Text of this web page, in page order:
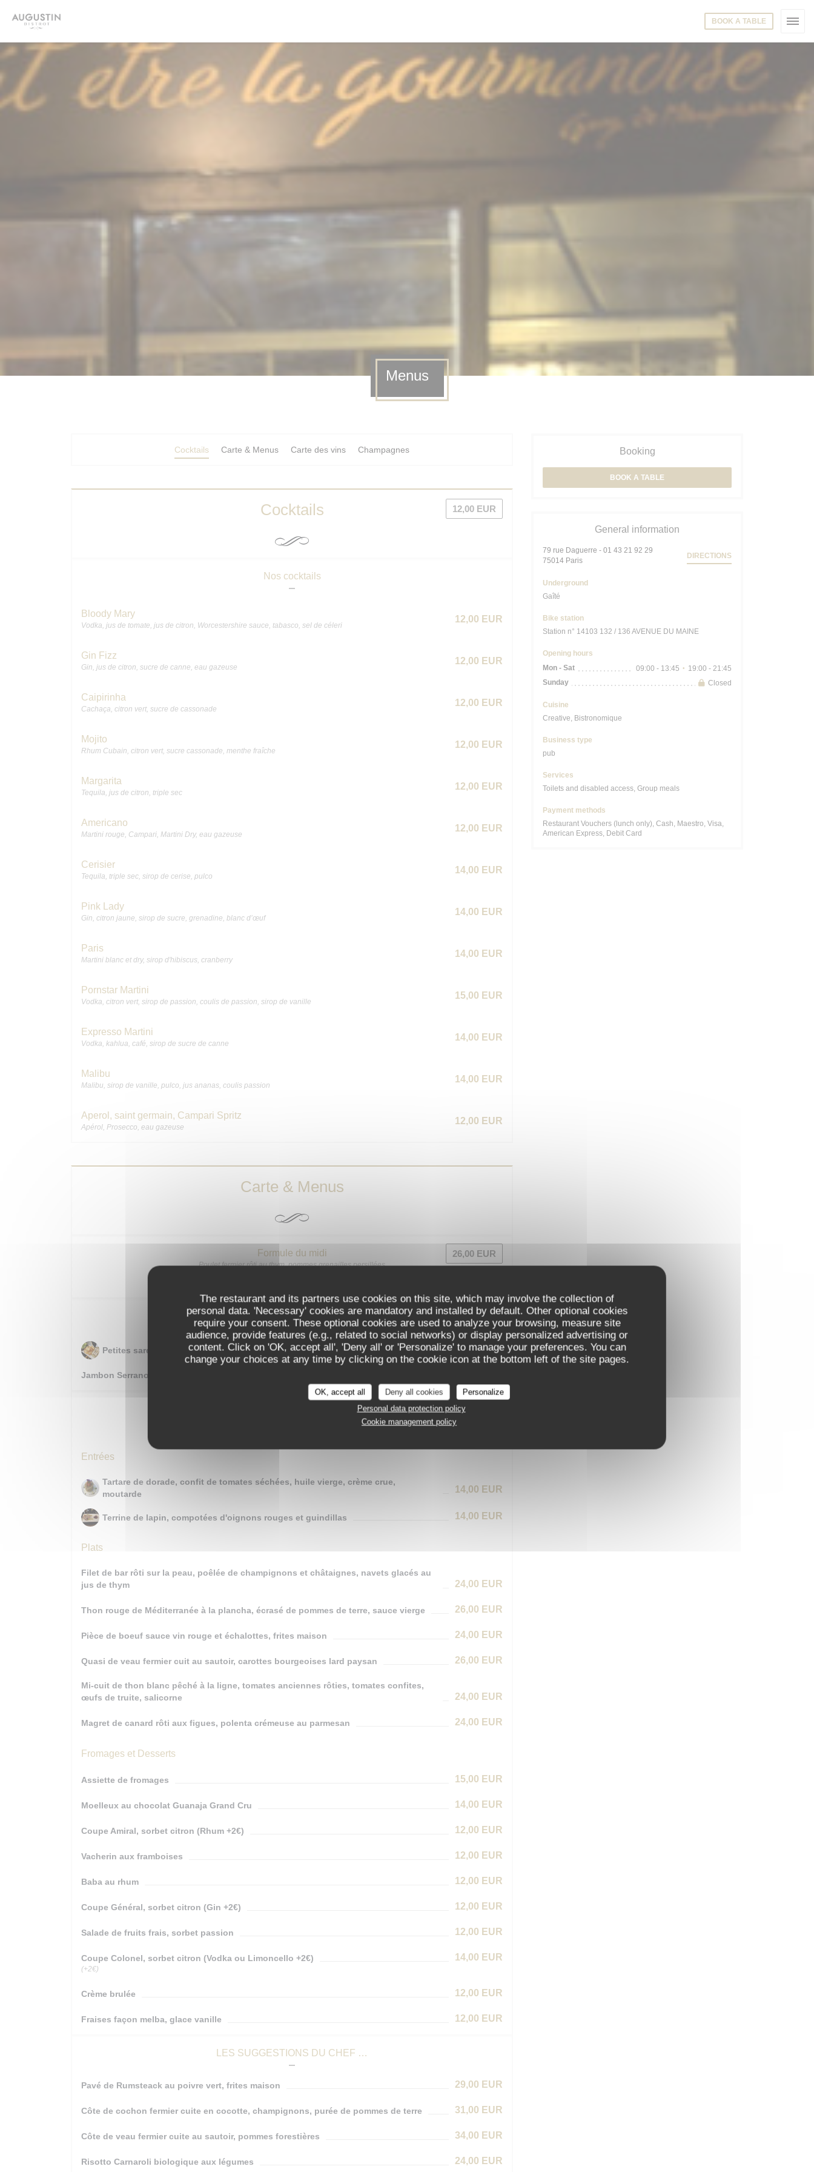
The restaurant and its partners use cookies on this site, which may involve the collection of
personal data. 'Necessary' cookies are mandatory and installed by default. Other optional cookies
require your consent. These optional cookies are used to analyze your browsing, measure site
audience, provide features (e.g., related to social networks) or display personalized advertising or
content. Click on 'OK, accept all', 'Deny all' or 'Personalize' to manage your preferences. You can
change your choices at any time by clicking on the cookie icon at the bottom left of the site pages.
OK, accept all Deny all cookies
Personalize
Personal data protection policy
Cookie management policy
BOOK A TABLE
Menus
Cocktails Carte & Menus Carte des vins Champagnes
Cocktails 12,00 EUR
Nos cocktails
Bloody Mary
Vodka, jus de tomate, jus de citron, Worcestershire sauce, tabasco, sel de céleri
12,00 EUR
Gin Fizz
Gin, jus de citron, sucre de canne, eau gazeuse
12,00 EUR
Caipirinha
Cachaça, citron vert, sucre de cassonade
12,00 EUR
Mojito
Rhum Cubain, citron vert, sucre cassonade, menthe fraîche
12,00 EUR
Margarita
Tequila, jus de citron, triple sec
12,00 EUR
Americano
Martini rouge, Campari, Martini Dry, eau gazeuse
12,00 EUR
Cerisier
Tequila, triple sec, sirop de cerise, pulco
14,00 EUR
Pink Lady
Gin, citron jaune, sirop de sucre, grenadine, blanc d’œuf
14,00 EUR
Paris
Martini blanc et dry, sirop d'hibiscus, cranberry
14,00 EUR
Pornstar Martini
Vodka, citron vert, sirop de passion, coulis de passion, sirop de vanille
15,00 EUR
Expresso Martini
Vodka, kahlua, café, sirop de sucre de canne
14,00 EUR
Malibu
Malibu, sirop de vanille, pulco, jus ananas, coulis passion
14,00 EUR
Aperol, saint germain, Campari Spritz
Apérol, Prosecco, eau gazeuse
12,00 EUR
Carte & Menus
Formule du midi
Poulet fermier rôti au thym, pommes grenailles persillées
26,00 EUR
Pour patienter et à partager …
Petites sardines de Galice « LA GUILDIVE » 14,00 EUR
Jambon Serrano affiné 24 mois
42,00 EUR
Entrées
Tartare de dorade, confit de tomates séchées, huile vierge, crème crue,
moutarde
14,00 EUR
Terrine de lapin, compotées d'oignons rouges et guindillas 14,00 EUR
Plats
Filet de bar rôti sur la peau, poêlée de champignons et châtaignes, navets glacés au
jus de thym
24,00 EUR
Thon rouge de Méditerranée à la plancha, écrasé de pommes de terre, sauce vierge 26,00 EUR
Pièce de boeuf sauce vin rouge et échalottes, frites maison 24,00 EUR
Quasi de veau fermier cuit au sautoir, carottes bourgeoises lard paysan 26,00 EUR
Mi-cuit de thon blanc pêché à la ligne, tomates anciennes rôties, tomates confites,
œufs de truite, salicorne
24,00 EUR
Magret de canard rôti aux figues, polenta crémeuse au parmesan 24,00 EUR
Fromages et Desserts
Assiette de fromages 15,00 EUR
Moelleux au chocolat Guanaja Grand Cru 14,00 EUR
Coupe Amiral, sorbet citron (Rhum +2€) 12,00 EUR
Vacherin aux framboises 12,00 EUR
Baba au rhum 12,00 EUR
Coupe Général, sorbet citron (Gin +2€) 12,00 EUR
Salade de fruits frais, sorbet passion 12,00 EUR
Coupe Colonel, sorbet citron (Vodka ou Limoncello +2€) 14,00 EUR
(+2€)
Crème brulée 12,00 EUR
Fraises façon melba, glace vanille 12,00 EUR
LES SUGGESTIONS DU CHEF …
Pavé de Rumsteack au poivre vert, frites maison 29,00 EUR
Côte de cochon fermier cuite en cocotte, champignons, purée de pommes de terre 31,00 EUR
Côte de veau fermier cuite au sautoir, pommes forestières 34,00 EUR
Risotto Carnaroli biologique aux légumes 24,00 EUR
Booking
BOOK A TABLE
General information
79 rue Daguerre - 01 43 21 92 29
75014 Paris((opens in a new window))
DIRECTIONS
Underground
Gaîté
Bike station
Station n° 14103 132 / 136 AVENUE DU MAINE
Opening hours
Mon - Sat 09:00 - 13:45 •
19:00 - 21:45
Sunday
Closed
Cuisine
Creative, Bistronomique
Business type
pub
Services
Toilets and disabled access, Group meals
Payment methods
Restaurant Vouchers (lunch only), Cash, Maestro, Visa,
American Express, Debit Card